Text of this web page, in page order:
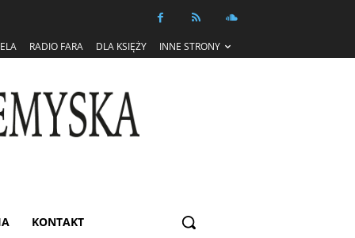
RADIO FARA DLA KSIĘŻY INNE STRONY
KONTAKT